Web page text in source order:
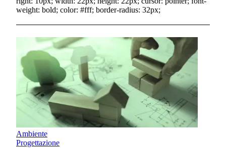
weight: bold; color: #fff; border-radius: 32px;
Ambiente
Progettazione